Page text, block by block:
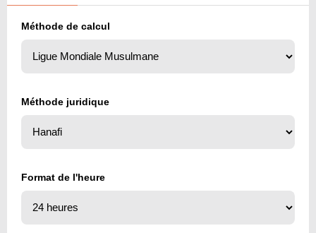
Méthode de calcul
Méthode juridique
Format de l'heure